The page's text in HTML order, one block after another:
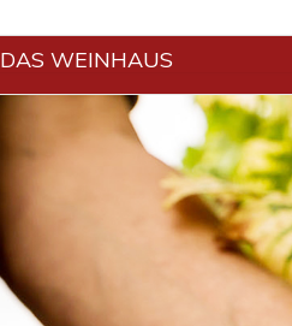
DAS WEINHAUS